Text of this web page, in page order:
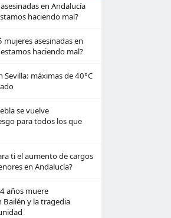
en Andalucía
haciendo mal?
asesinadas en
haciendo mal?
Sevilla: máximas de 40°C
se vuelve
para todos los que
ti el aumento de cargos
en Andalucía?
años muere
y la tragedia